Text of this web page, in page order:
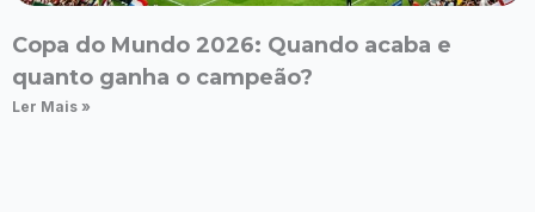
Copa do Mundo 2026: Quando acaba e
quanto ganha o campeão?
Ler Mais »